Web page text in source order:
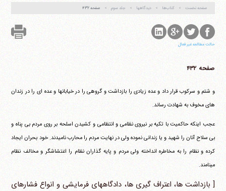
صفحه نخست کتاب‌ها دیدگاهها جلد سوم صفحه ۴۳۲
حالت مطالعه غیر فعال
صفحه ۴۳۲
و شتم و سرکوب قرار داد و عده زیادی را بازداشت و گروهی را در خیابانها و عده ای را در زندان
های مخوف به شهادت رساند.
عجب اینکه حاکمیت با تکیه بر نیروی نظامی و انتظامی و کشیدن اسلحه بر روی مردم بی پناه و
بی سلاح آنان را شهید و یا زندانی نموده ولی در نهایت مردم را محارب نامیدند. خود بحران ایجاد
کرده و نظام را به مخاطره انداخته ولی مردم و پایه گذاران نظام را اغتشاشگر و مخالف نظام
می‎نامند.
[ بازداشت ها، اعتراف گیری ها، دادگاههای فرمایشی و انواع فشارهای